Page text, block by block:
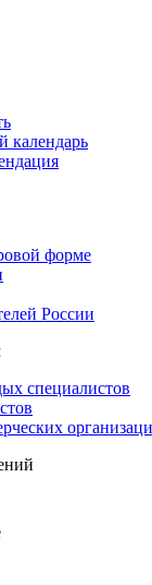
календарь
форме
России
специалистов